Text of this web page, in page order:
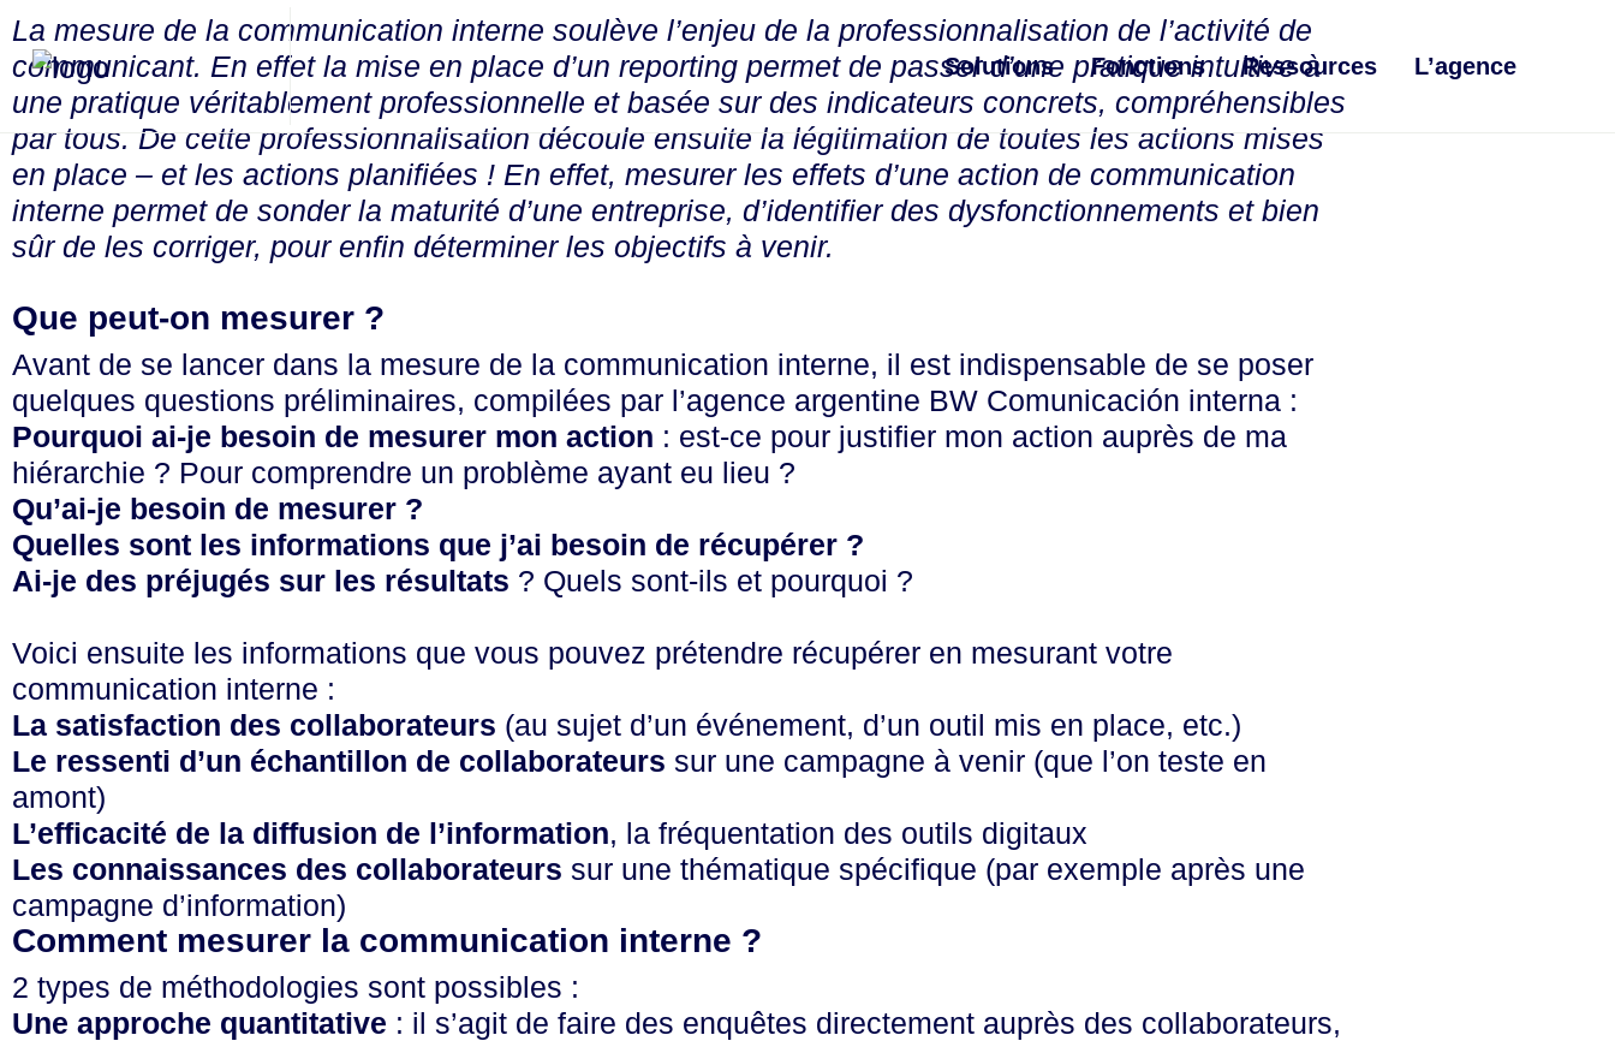
Solutions Fonctions Ressources L’agence
La mesure de la communication interne soulève l’enjeu de la professionnalisation de l’activité de
communicant. En effet la mise en place d’un reporting permet de passer d’une pratique intuitive à
une pratique véritablement professionnelle et basée sur des indicateurs concrets, compréhensibles
par tous. De cette professionnalisation découle ensuite la légitimation de toutes les actions mises
en place – et les actions planifiées ! En effet, mesurer les effets d’une action de communication
interne permet de sonder la maturité d’une entreprise, d’identifier des dysfonctionnements et bien
sûr de les corriger, pour enfin déterminer les objectifs à venir.
Que peut-on mesurer ?
Avant de se lancer dans la mesure de la communication interne, il est indispensable de se poser
quelques questions préliminaires, compilées par l’agence argentine BW Comunicación interna :
Pourquoi ai-je besoin de mesurer mon action : est-ce pour justifier mon action auprès de ma
hiérarchie ? Pour comprendre un problème ayant eu lieu ?
Qu’ai-je besoin de mesurer ?
Quelles sont les informations que j’ai besoin de récupérer ?
Ai-je des préjugés sur les résultats ? Quels sont-ils et pourquoi ?
Voici ensuite les informations que vous pouvez prétendre récupérer en mesurant votre
communication interne :
La satisfaction des collaborateurs (au sujet d’un événement, d’un outil mis en place, etc.)
Le ressenti d’un échantillon de collaborateurs sur une campagne à venir (que l’on teste en
amont)
L’efficacité de la diffusion de l’information, la fréquentation des outils digitaux
Les connaissances des collaborateurs sur une thématique spécifique (par exemple après une
campagne d’information)
Comment mesurer la communication interne ?
2 types de méthodologies sont possibles :
Une approche quantitative : il s’agit de faire des enquêtes directement auprès des collaborateurs,